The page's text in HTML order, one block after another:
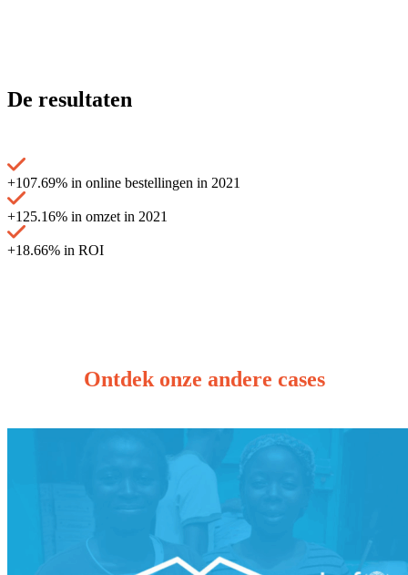
De resultaten
+107.69% in online bestellingen in 2021
+125.16% in omzet in 2021
+18.66% in ROI
Ontdek onze andere cases